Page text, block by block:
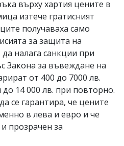
върху хартия цените в
изтече гратисният
получаваха само
за защита на
налага санкции при
Закона за въвеждане на
от 400 до 7000 лв.
14 000 лв. при повторно.
се гарантира, че цените
в лева и евро и че
прозрачен за